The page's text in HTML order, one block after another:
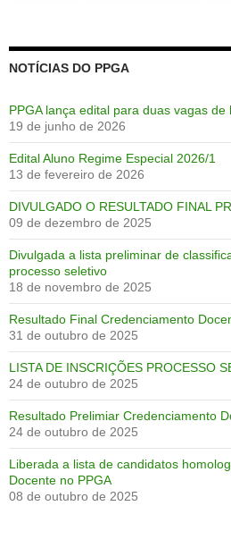
NOTÍCIAS DO PPGA
PPGA lança edital para duas vagas de
19 de junho de 2026
Edital Aluno Regime Especial 2026/1
13 de fevereiro de 2026
DIVULGADO O RESULTADO FINAL
09 de dezembro de 2025
Divulgada a lista preliminar de
processo seletivo
18 de novembro de 2025
Resultado Final Credenciamento
31 de outubro de 2025
LISTA DE INSCRIÇÕES PROCESSO
24 de outubro de 2025
Resultado Prelimiar Credenciamento
24 de outubro de 2025
Liberada a lista de candidatos
Docente no PPGA
08 de outubro de 2025